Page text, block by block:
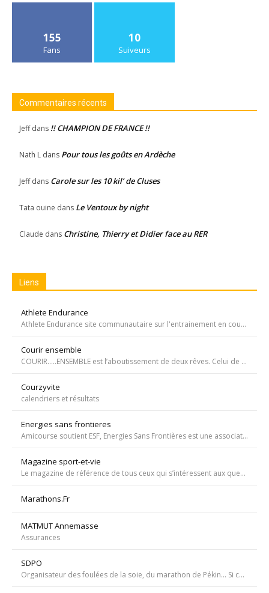
155
Fans
10
Suiveurs
Commentaires récents
Jeffdans !! CHAMPION DE FRANCE !!
Nath L dans Pour tous les goûts en Ardèche
Jeffdans Carole sur les 10 kil’ de Cluses
Tata ouine dans Le Ventoux by night
Claude dans Christine, Thierry et Didier face au RER
Liens
Athlete Endurance
Athlete Endurance site communautaire sur l'entrainement en course à pied
Courir ensemble
COURIR…..ENSEMBLE est l’aboutissement de deux rêves. Celui de Tiffany qui, malgré une tumeur à la jambe voulait participer à la course de l’Escalade et celui de Carole, animatrice bénévole de l’atelier de bricolage du service d’oncopédiatrie de l’Hôpital
Courzyvite
calendriers et résultats
Energies sans frontieres
Amicourse soutient ESF, Energies Sans Frontières est une association ayant pour objet l'aide au développement des pays les plus pauvres en favorisant l'accès à l'eau et à l'électricité
Magazine sport-et-vie
Le magazine de référence de tous ceux qui s’intéressent aux questions d’entraînement, de nutrition, de dopage, de physiologie, de psychologie et de médecine du sport.
Marathons.Fr
MATMUT Annemasse
Assurances
SDPO
Organisateur des foulées de la soie, du marathon de Pékin... Si courir était notre seul but, nous passerions à côté de moments inoubliables ». Depuis 1996 SDPOrganisation, spécialiste de la course aventure à vocation sportive et culturelle